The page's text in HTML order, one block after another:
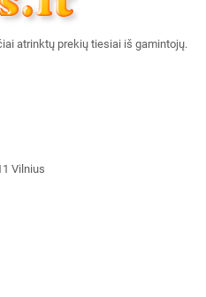
atrinktų prekių tiesiai iš gamintojų.
Vilnius